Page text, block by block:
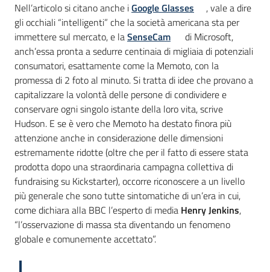
Nell’articolo si citano anche iGoogle Glasses
, vale a dire
gli occhiali “intelligenti” che la società americana sta per
immettere sul mercato, e laSenseCam
di Microsoft,
anch’essa pronta a sedurre centinaia di migliaia di potenziali
consumatori, esattamente come la Memoto, con la
promessa di 2 foto al minuto. Si tratta di idee che provano a
capitalizzare la volontà delle persone di condividere e
conservare ogni singolo istante della loro vita, scrive
Hudson. E se è vero che Memoto ha destato finora più
attenzione anche in considerazione delle dimensioni
estremamente ridotte (oltre che per il fatto di essere stata
prodotta dopo una straordinaria campagna collettiva di
fundraising su Kickstarter), occorre riconoscere a un livello
più generale che sono tutte sintomatiche di un’era in cui,
come dichiara alla BBC l’esperto di media Henry Jenkins,
“l’osservazione di massa sta diventando un fenomeno
globale e comunemente accettato”.